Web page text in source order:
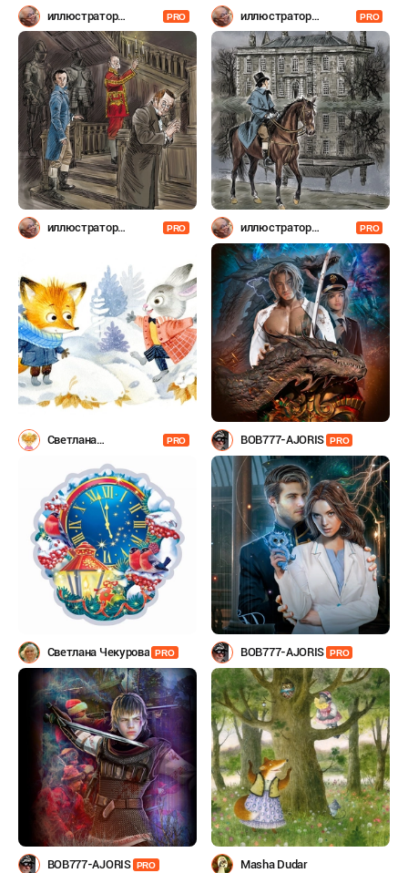
иллюстратор
Шевченко
PRO
иллюстратор
Шевченко
PRO
иллюстратор
PRO
иллюстратор
Шевченко
PRO
Светлана
PRO BOB777-AJORIS PRO
Светлана Чекурова PRO BOB777-AJORIS PRO
BOB777-AJORIS PRO Masha Dudar